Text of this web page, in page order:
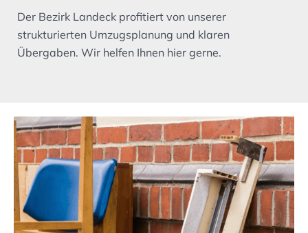
Der Bezirk Landeck profitiert von unserer
strukturierten Umzugsplanung und klaren
Übergaben. Wir helfen Ihnen hier gerne.